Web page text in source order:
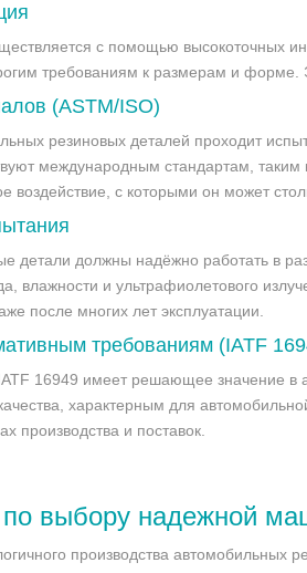
с помощью высокоточных
требованиям к размерам и
(ASTM/ISO)
резиновых деталей проходит
международным стандартам,
воздействие, с которыми он может
детали должны надёжно работать в
влажности и ультрафиолетового
после многих лет эксплуатации.
требованиям (IATF
16949 имеет решающее значение в
характерным для
производства и поставок.
выбору надежной
производства